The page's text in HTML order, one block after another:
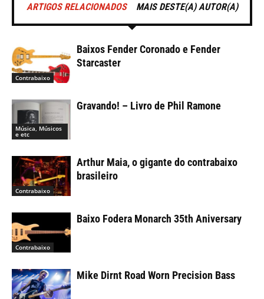
ARTIGOS RELACIONADOS MAIS DESTE(A) AUTOR(A)
Contrabaixo
Baixos Fender Coronado e Fender
Starcaster
Música, Músicos
e etc
Gravando! – Livro de Phil Ramone
Contrabaixo
Arthur Maia, o gigante do contrabaixo
brasileiro
Contrabaixo
Baixo Fodera Monarch 35th Aniversary
Mike Dirnt Road Worn Precision Bass